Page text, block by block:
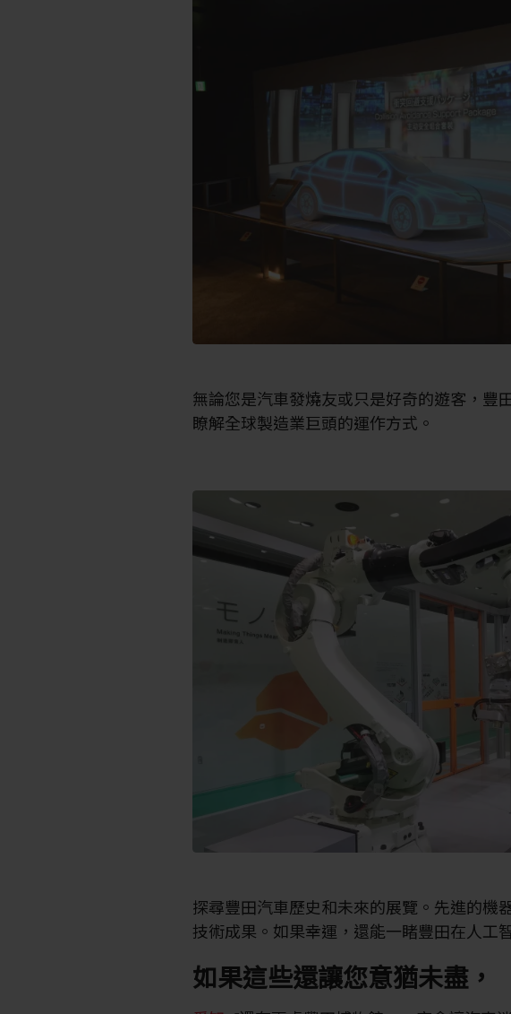
無論您是汽車發燒友或只是好奇的遊客，豐
瞭解全球製造業巨頭的運作方式。
探尋豐田汽車歷史和未來的展覽。先進的機
技術成果。如果幸運，還能一睹豐田在人工
如果這些還讓您意猶未盡，